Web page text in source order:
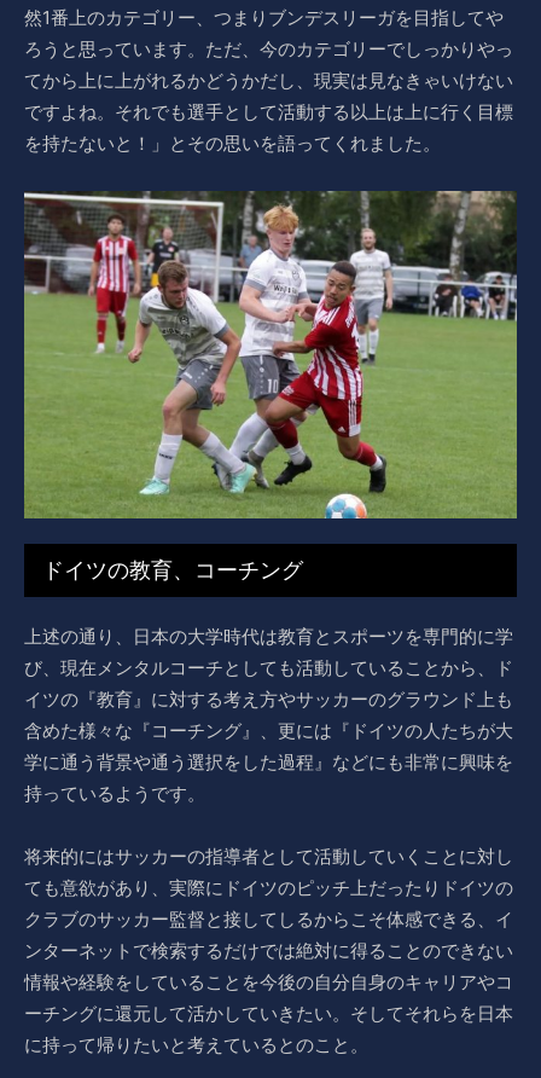
然1番上のカテゴリー、つまりブンデスリーガを目指してや
ろうと思っています。ただ、今のカテゴリーでしっかりやっ
てから上に上がれるかどうかだし、現実は見なきゃいけない
ですよね。それでも選手として活動する以上は上に行く目標
を持たないと！」とその思いを語ってくれました。
ドイツの教育、コーチング
上述の通り、日本の大学時代は教育とスポーツを専門的に学
び、現在メンタルコーチとしても活動していることから、ド
イツの『教育』に対する考え方やサッカーのグラウンド上も
含めた様々な『コーチング』、更には『ドイツの人たちが大
学に通う背景や通う選択をした過程』などにも非常に興味を
持っているようです。
将来的にはサッカーの指導者として活動していくことに対し
ても意欲があり、実際にドイツのピッチ上だったりドイツの
クラブのサッカー監督と接してしるからこそ体感できる、イ
ンターネットで検索するだけでは絶対に得ることのできない
情報や経験をしていることを今後の自分自身のキャリアやコ
ーチングに還元して活かしていきたい。そしてそれらを日本
に持って帰りたいと考えているとのこと。